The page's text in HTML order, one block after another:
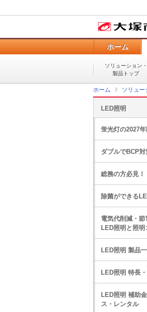
ホーム
ソリューション・
製品トップ
ホーム ソリュー
LED照明
蛍光灯の2027
ダブルでBCP対
総務の方必見
除菌ができる
電気代削減・
LED照明と照
LED照明 製品
LED照明 特長
LED照明 補助
ス・レンタル